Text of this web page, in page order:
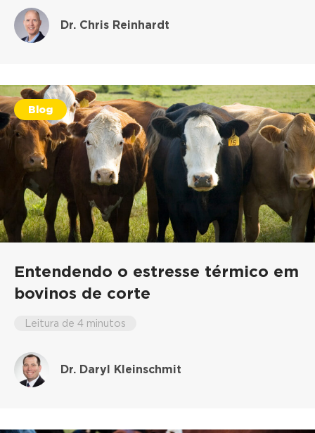
Dr. Chris Reinhardt
Blog
Entendendo o estresse térmico em
bovinos de corte
Leitura de 4 minutos
Dr. Daryl Kleinschmit